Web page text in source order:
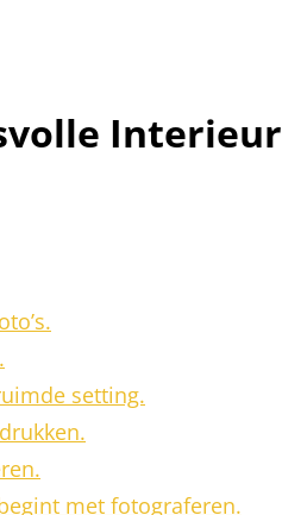
Interieur
setting.
met fotograferen.